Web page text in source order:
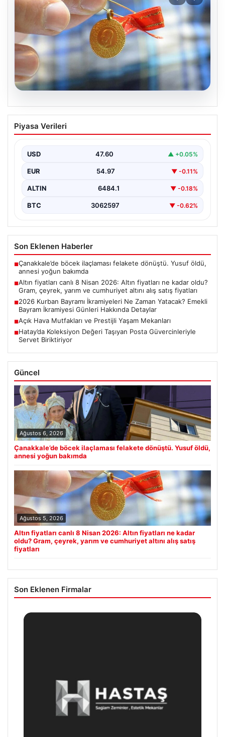
05.08.2026
Altın fiyatları canlı 8 Nisan 2026: Altın
fiyatları ne kadar oldu? Gram, çeyrek,
fiyatları
Piyasa Verileri
USD 47.60 ▲ +0.05%
EUR 54.97 ▼ -0.11%
ALTIN 6484.1 ▼ -0.18%
BTC 3062597 ▼ -0.62%
Son Eklenen Haberler
■Çanakkale’de böcek ilaçlaması felakete dönüştü. Yusuf öldü,
annesi yoğun bakımda
■Altın fiyatları canlı 8 Nisan 2026: Altın fiyatları ne kadar oldu?
Gram, çeyrek, yarım ve cumhuriyet altını alış satış fiyatları
■2026 Kurban Bayramı İkramiyeleri Ne Zaman Yatacak? Emekli
Bayram İkramiyesi Günleri Hakkında Detaylar
■Açık Hava Mutfakları ve Prestijli Yaşam Mekanları
■Hatay’da Koleksiyon Değeri Taşıyan Posta Güvercinleriyle
Servet Biriktiriyor
Güncel
Ağustos 6, 2026
Çanakkale’de böcek ilaçlaması felakete dönüştü. Yusuf öldü,
annesi yoğun bakımda
Ağustos 5, 2026
Altın fiyatları canlı 8 Nisan 2026: Altın fiyatları ne kadar
oldu? Gram, çeyrek, yarım ve cumhuriyet altını alış satış
fiyatları
Son Eklenen Firmalar